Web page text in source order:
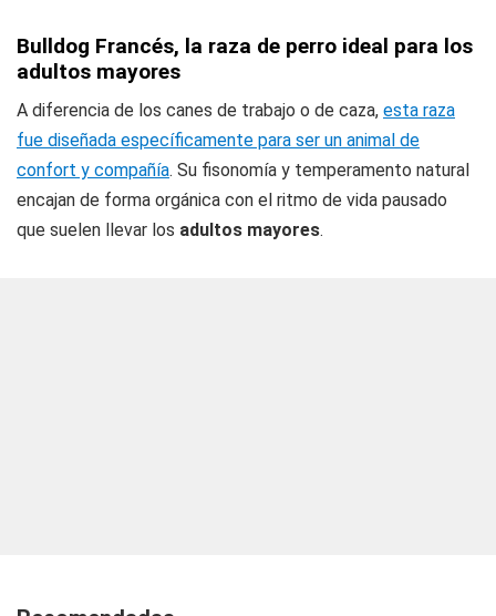
Bulldog Francés, la raza de perro ideal para los
adultos mayores
A diferencia de los canes de trabajo o de caza, esta raza
fue diseñada específicamente para ser un animal de
confort y compañía. Su fisonomía y temperamento natural
encajan de forma orgánica con el ritmo de vida pausado
que suelen llevar los adultos mayores.